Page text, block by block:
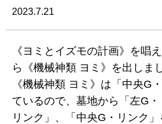
2023.7.21
《ヨミとイズモの計画》を唱
ら《機械神類 ヨミ》を出しま
《機械神類 ヨミ》は「中央G
ているので、墓地から「左G・
リンク」、「中央G・リンク